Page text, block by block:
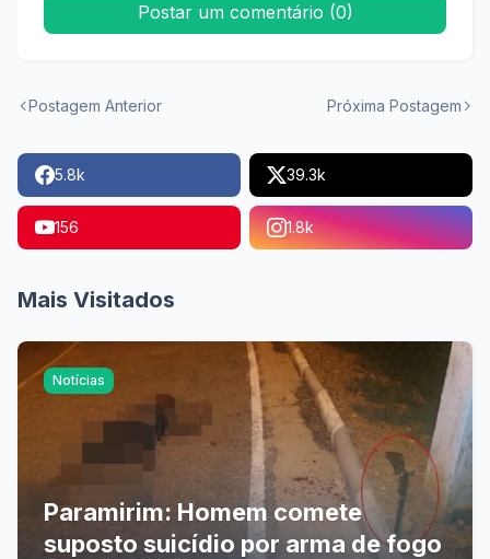
Postar um comentário (0)
Postagem Anterior Próxima Postagem
5.8k 39.3k
156 1.8k
Mais Visitados
Notícias
Paramirim: Homem comete
suposto suicídio por arma de fogo